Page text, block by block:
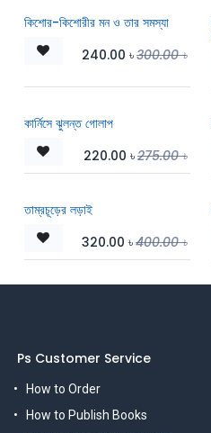
কিশোর-কিশোরীর মন ও তার সমস্যা
240.00 ৳300.00৳
কার্নিসে ঝুলন্ত গোলাপ
220.00 ৳275.00৳
তাম্রচূড়ের লড়াই
320.00 ৳400.00৳
Ps Customer Service
How to Order
How to Publish Books